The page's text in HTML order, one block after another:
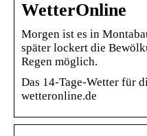
WetterOnline
Morgen ist es in
später lockert die
Regen möglich.
Das 14-Tage-Wetter für
wetteronline.de